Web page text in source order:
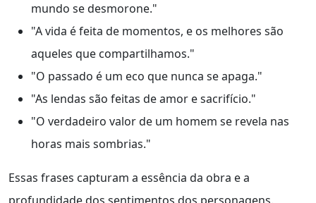
mundo se desmorone."
"A vida é feita de momentos, e os melhores são
aqueles que compartilhamos."
"O passado é um eco que nunca se apaga."
"As lendas são feitas de amor e sacrifício."
"O verdadeiro valor de um homem se revela nas
horas mais sombrias."
Essas frases capturam a essência da obra e a